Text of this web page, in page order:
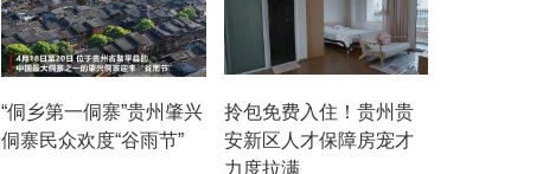
“侗乡第一侗寨”贵州肇兴
侗寨民众欢度“谷雨节”
拎包免费入住！贵州贵
安新区人才保障房宠才
力度拉满